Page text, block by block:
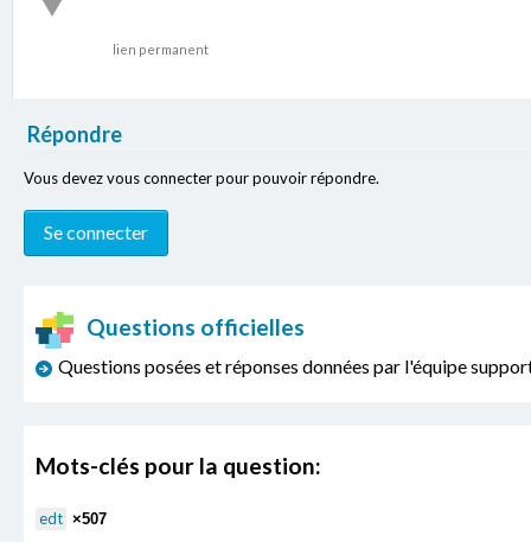
lien permanent
Répondre
Vous devez vous connecter pour pouvoir répondre.
Questions officielles
Questions posées et réponses données par l'équipe
Mots-clés pour la question:
edt ×507